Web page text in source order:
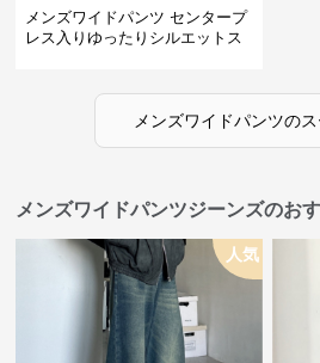
メンズワイドパンツ センタープ
レス入りゆったりシルエットス
メンズワイドパンツの
メンズワイドパンツジーンズのお
人気